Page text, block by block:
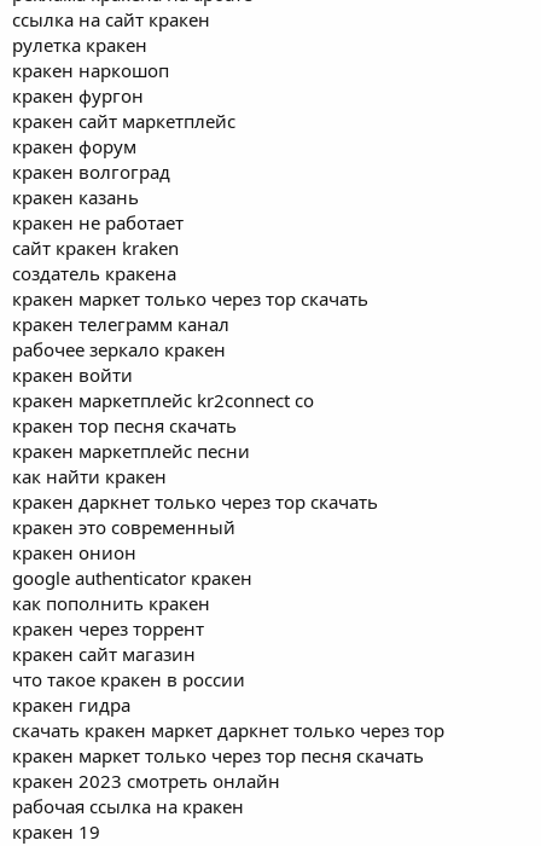
ссылка на сайт кракен
рулетка кракен
кракен наркошоп
кракен фургон
кракен сайт маркетплейс
кракен форум
кракен волгоград
кракен казань
кракен не работает
сайт кракен kraken
создатель кракена
кракен маркет только через тор скачать
кракен телеграмм канал
рабочее зеркало кракен
кракен войти
кракен маркетплейс kr2connect co
кракен тор песня скачать
кракен маркетплейс песни
как найти кракен
кракен даркнет только через тор скачать
кракен это современный
кракен онион
google authenticator кракен
как пополнить кракен
кракен через торрент
кракен сайт магазин
что такое кракен в россии
кракен гидра
скачать кракен маркет даркнет только через тор
кракен маркет только через тор песня скачать
кракен 2023 смотреть онлайн
рабочая ссылка на кракен
кракен 19